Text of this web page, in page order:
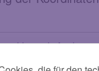
Hans J.